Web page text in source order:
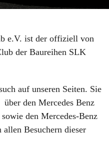
e.V. ist der offiziell von
der Baureihen SLK
auf unseren Seiten. Sie
den Mercedes Benz
den Mercedes-Benz
Besuchern dieser